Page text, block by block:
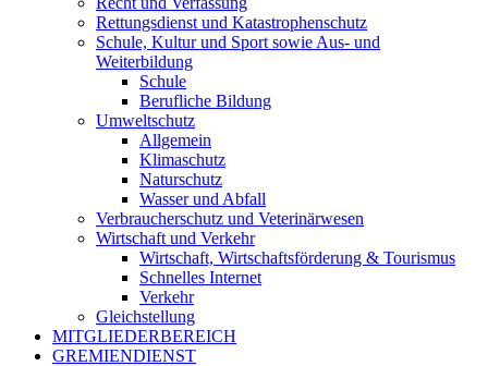
Rettungsdienst und Katastrophenschutz
Schule, Kultur und Sport sowie Aus- und
Weiterbildung
Schule
Berufliche Bildung
Umweltschutz
Allgemein
Klimaschutz
Naturschutz
Wasser und Abfall
Verbraucherschutz und Veterinärwesen
Wirtschaft und Verkehr
Wirtschaft, Wirtschaftsförderung & Tourismus
Schnelles Internet
Verkehr
Gleichstellung
MITGLIEDERBEREICH
GREMIENDIENST